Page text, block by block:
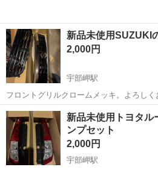
新品未使用SUZUKI
2,000円
宇部岬駅
フロントグリルクロームメッキ。よろしく
山口 宇部市 宇部岬駅 パーツ
新品未使用トヨタル
ンプセット
2,000円
宇部岬駅